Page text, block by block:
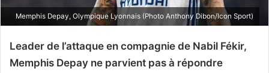
Memphis Depay, Olympique Lyonnais (Photo Anthony Dibon/Icon Sport)
Leader de l’attaque en compagnie de Nabil Fékir,
Memphis Depay ne parvient pas à répondre